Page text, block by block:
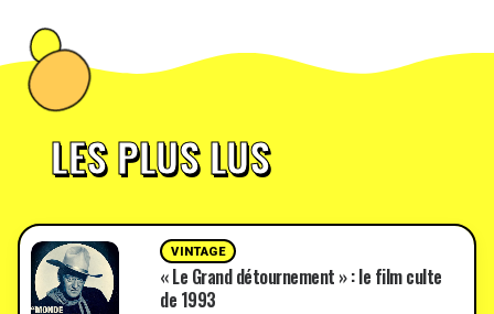
LES PLUS LUS
VINTAGE
« Le Grand détournement » : le film culte
de 1993